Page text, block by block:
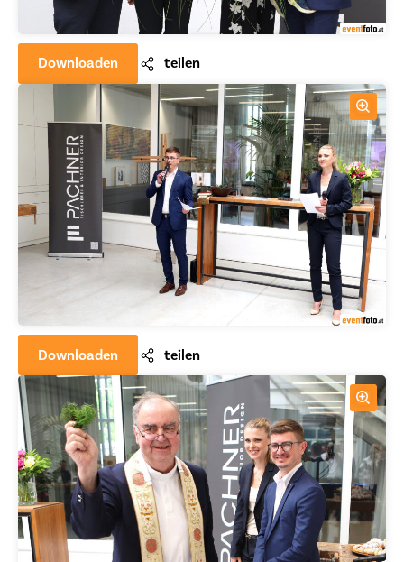
Downloaden teilen
Downloaden teilen